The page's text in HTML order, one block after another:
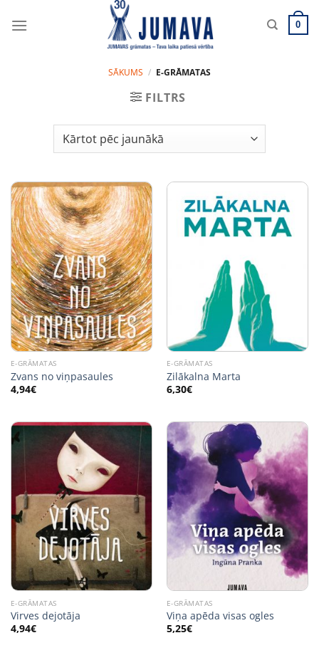
0
SĀKUMS / E-GRĀMATAS
FILTRS
E-GRĀMATAS
Zvans no viņpasaules
4,94€
E-GRĀMATAS
Zilākalna Marta
6,30€
E-GRĀMATAS
Virves dejotāja
4,94€
E-GRĀMATAS
Viņa apēda visas ogles
5,25€